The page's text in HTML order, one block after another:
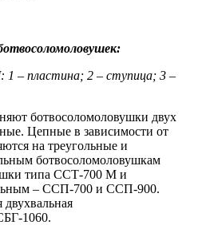
– пластина; 2 – ступица; 3 –
ботвосоломоловушки двух
Цепные в зависимости от
на треугольные и
ботвосоломоловушкам
типа ССТ-700 М и
– ССП-700 и ССП-900.
1060.